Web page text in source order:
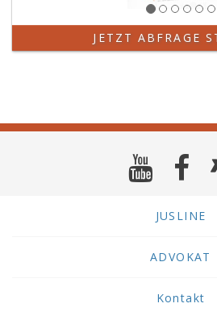
JETZT ABFRAGE
JUSLINE
ADVOKAT
Kontakt